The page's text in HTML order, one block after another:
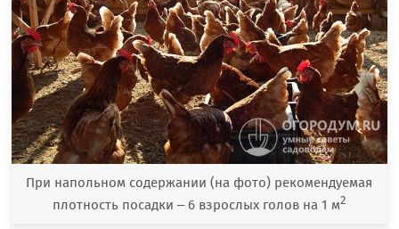
При напольном содержании (на фото) рекомендуемая
плотность посадки – 6 взрослых голов на 1 м2